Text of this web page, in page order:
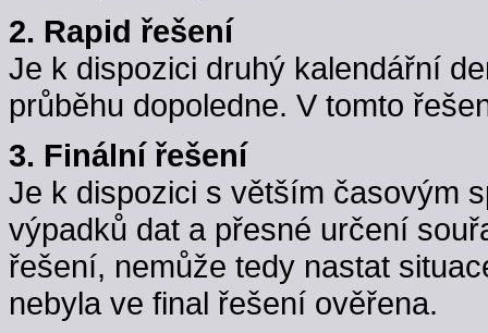
2. Rapid řešení
Je k dispozici druhý kalendářní
průběhu dopoledne. V tomto
3. Finální řešení
Je k dispozici s větším časovým
výpadků dat a přesné určení
řešení, nemůže tedy nastat
nebyla ve final řešení ověřena.